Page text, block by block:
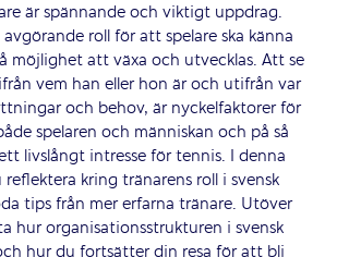
ärspännande och viktigt uppdrag.
avgörande roll för att spelareska känna
möjlighet att växa och utvecklas. Att se
vem han ellerhon äroch utifrån var
och behov, är nyckelfaktorer för
spelaren och människan och på så
livslångt intresse för tennis. I denna
reflektera kring tränarens roll i svensk
tips från mer erfarna tränare. Utöver
a hur organisationsstrukturen i svensk